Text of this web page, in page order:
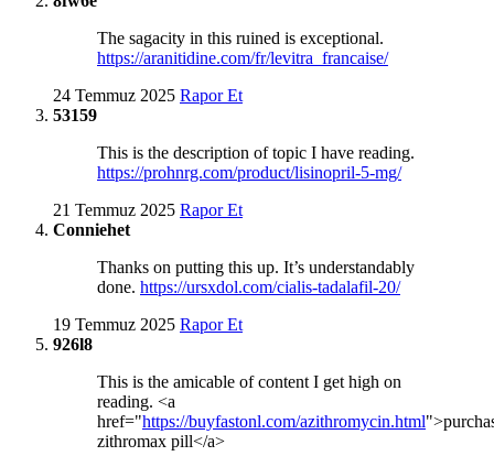
The sagacity in this ruined is exceptional.
https://aranitidine.com/fr/levitra_francaise/
24 Temmuz 2025 Rapor Et
53159
This is the description of topic I have reading.
https://prohnrg.com/product/lisinopril-5-mg/
21 Temmuz 2025 Rapor Et
Conniehet
Thanks on putting this up. It’s understandably
done. https://ursxdol.com/cialis-tadalafil-20/
19 Temmuz 2025 Rapor Et
926l8
This is the amicable of content I get high on
reading. <a
href="https://buyfastonl.com/azithromycin.html
zithromax pill</a>